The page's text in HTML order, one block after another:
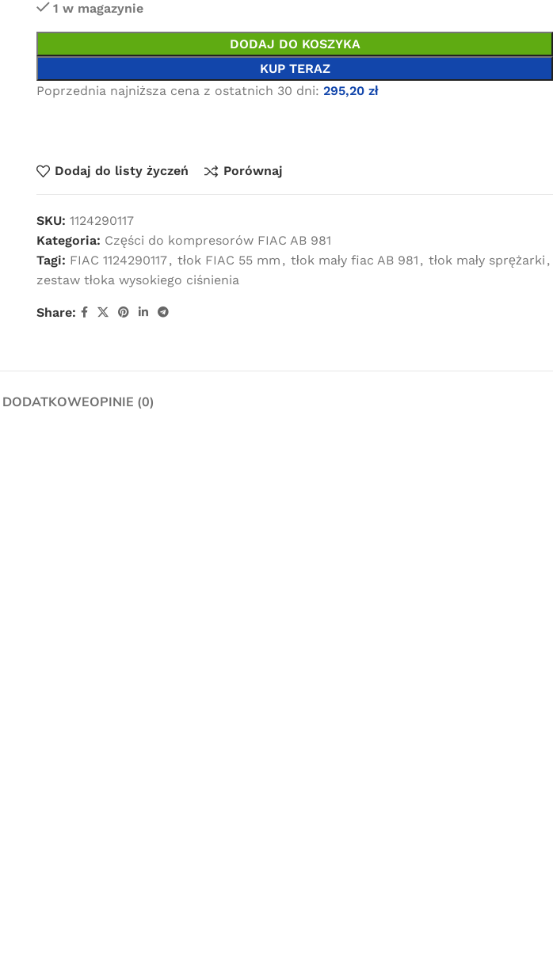
1 w magazynie
DODAJ DO KOSZYKA
KUP TERAZ
Poprzednia najniższa cena z ostatnich 30 dni: 295,20 zł
Dodaj do listy życzeń Porównaj
SKU: 1124290117
Kategoria: Części do kompresorów FIAC AB 981
Tagi: FIAC 1124290117, tłok FIAC 55 mm , tłok mały fiac AB 981 , tłok mały sprężarki ,
zestaw tłoka wysokiego ciśnienia
Share:
DODATKOWEOPINIE (0)